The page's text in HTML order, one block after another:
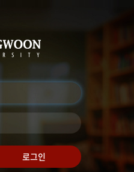
로그인